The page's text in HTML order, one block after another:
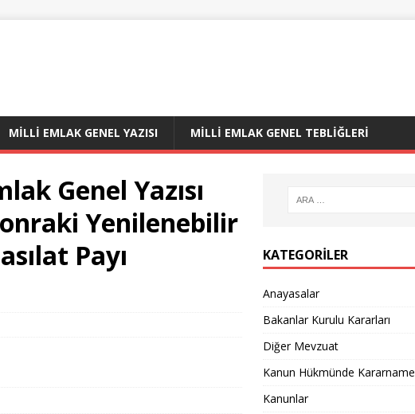
MILLI EMLAK GENEL YAZISI MILLI EMLAK GENEL TEBLIĞLERI
Genel Yazısı
Yenilenebilir
Payı
KATEGORILER
Anayasalar
Bakanlar Kurulu Kararları
Diğer Mevzuat
Kanun Hükmünde Kararname
Kanunlar